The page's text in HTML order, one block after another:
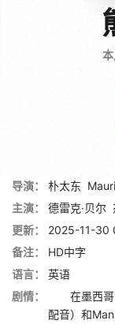
导演： 朴太东
主演：
德雷克·贝尔
更新：
2025-11-30
备注：
HD中字
语言：
英语
剧情：
在墨西哥
配音）和